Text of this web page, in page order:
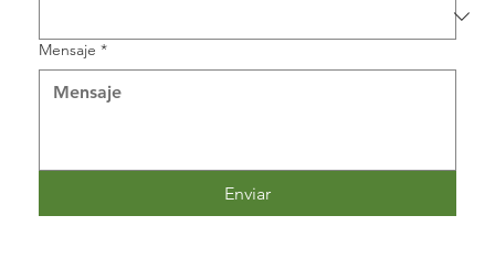
Mensaje *
Enviar